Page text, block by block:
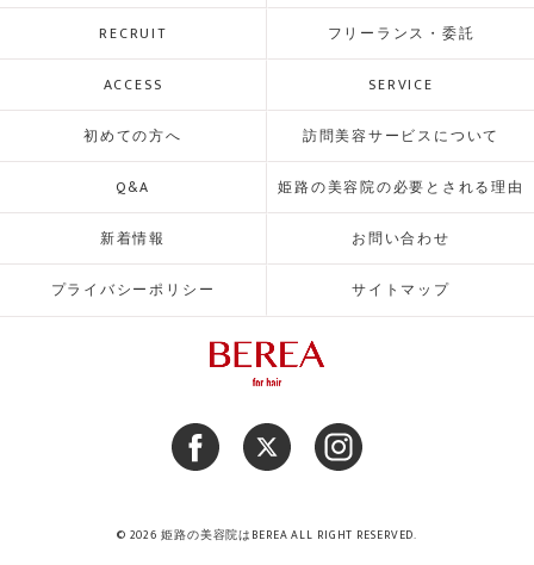
RECRUIT フリーランス・委託
ACCESS SERVICE
初めての方へ 訪問美容サービスについて
Q&A 姫路の美容院の必要とされる理由
新着情報 お問い合わせ
プライバシーポリシー サイトマップ
© 2026 姫路の美容院はBEREA ALL RIGHT RESERVED.